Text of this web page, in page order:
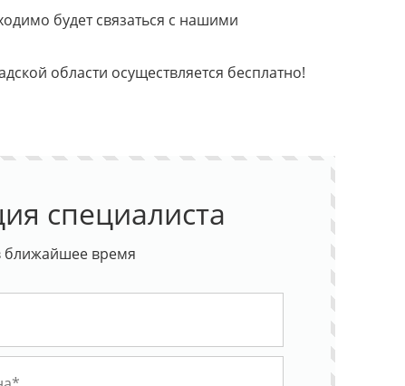
будет связаться с нашими
области осуществляется бесплатно!
специалиста
ближайшее время